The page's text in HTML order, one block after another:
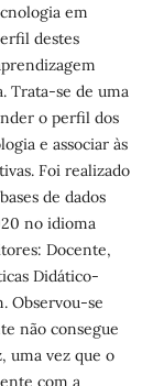
em
destes
Trata-se de uma
o perfil dos
e associar às
Foi realizado
de dados
no idioma
Docente,
Didático-
Observou-se
não consegue
uma vez que o
com a